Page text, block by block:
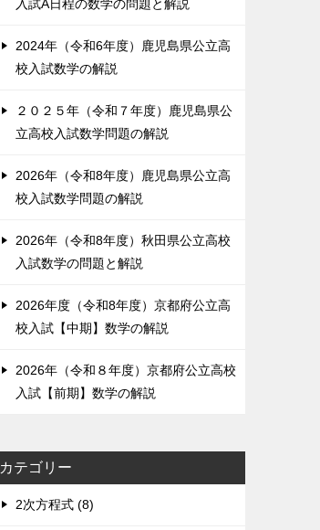
入試A日程の数学の問題と解説
2024年（令和6年度）鹿児島県公立高
校入試数学の解説
２０２５年（令和７年度）鹿児島県公
立高校入試数学問題の解説
2026年（令和8年度）鹿児島県公立高
校入試数学問題の解説
2026年（令和8年度）秋田県公立高校
入試数学の問題と解説
2026年度（令和8年度）京都府公立高
校入試【中期】数学の解説
2026年（令和８年度）京都府公立高校
入試【前期】数学の解説
カテゴリー
2次方程式 (8)